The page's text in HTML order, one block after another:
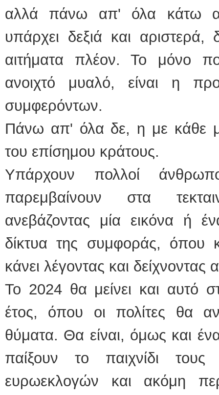
αλλά πάνω απ' όλα κάτω
υπάρχει δεξιά και
αιτήματα πλέον. Το μόνο
ανοιχτό μυαλό, είναι η
συμφερόντων.
Πάνω απ' όλα δε, η με κάθε
του επίσημου κράτους.
Υπάρχουν πολλοί
παρεμβαίνουν στα
ανεβάζοντας μία εικόνα ή
δίκτυα της συμφοράς, όπου
κάνει λέγοντας και δείχνοντας
Το 2024 θα μείνει και αυτό
έτος, όπου οι πολίτες θα
θύματα. Θα είναι, όμως και
παίξουν το παιχνίδι
ευρωεκλογών και ακόμη